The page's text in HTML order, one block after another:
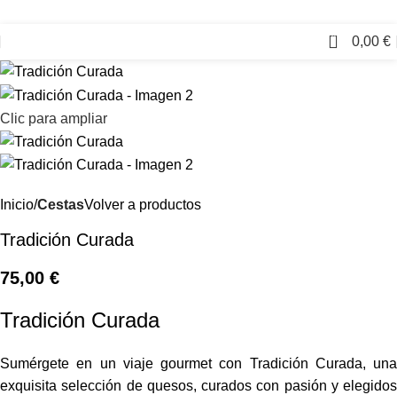
0 0,00 €
Clic para ampliar
Inicio CestasVolver a productos
Tradición Curada
75,00 €
Tradición Curada
Sumérgete en un viaje gourmet con Tradición Curada, una
exquisita selección de quesos, curados con pasión y elegidos